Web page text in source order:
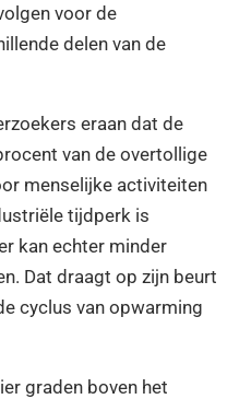
voor de
delen van de
eraan dat de
van de overtollige
menselijke activiteiten
tijdperk is
kan echter minder
Dat draagt op zijn beurt
cyclus van opwarming
graden boven het